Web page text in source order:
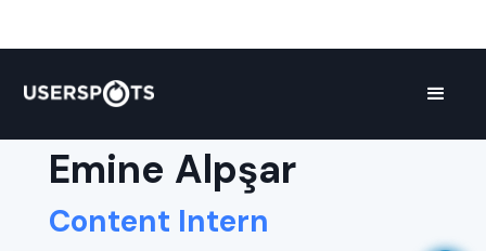
Emine Alpşar
Content Intern